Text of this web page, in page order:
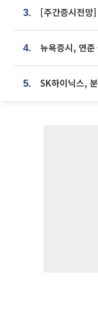
3.
4.
5.